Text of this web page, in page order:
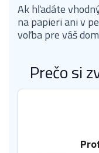
Ak hľadáte
na papieri ani v
voľba pre váš
Prečo si